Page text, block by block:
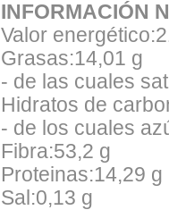
INFORMACIÓN
Valor
Grasas:14,01 g
- de las cuales
Hidratos de
- de los cuales
Fibra:53,2 g
Proteinas:14,29 g
Sal:0,13 g